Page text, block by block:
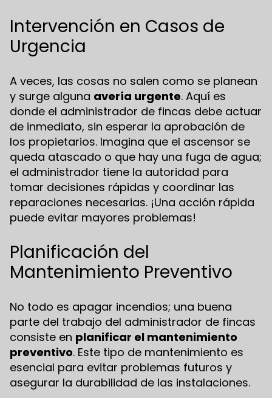
Intervención en Casos de
Urgencia
A veces, las cosas no salen como se planean
y surge alguna avería urgente. Aquí es
donde el administrador de fincas debe actuar
de inmediato, sin esperar la aprobación de
los propietarios. Imagina que el ascensor se
queda atascado o que hay una fuga de agua;
el administrador tiene la autoridad para
tomar decisiones rápidas y coordinar las
reparaciones necesarias. ¡Una acción rápida
puede evitar mayores problemas!
Planificación del
Mantenimiento Preventivo
No todo es apagar incendios; una buena
parte del trabajo del administrador de fincas
consiste en planificar el mantenimiento
preventivo. Este tipo de mantenimiento es
esencial para evitar problemas futuros y
asegurar la durabilidad de las instalaciones.